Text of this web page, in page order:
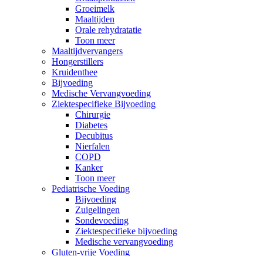
Groeimelk
Maaltijden
Orale rehydratatie
Toon meer
Maaltijdvervangers
Hongerstillers
Kruidenthee
Bijvoeding
Medische Vervangvoeding
Ziektespecifieke Bijvoeding
Chirurgie
Diabetes
Decubitus
Nierfalen
COPD
Kanker
Toon meer
Pediatrische Voeding
Bijvoeding
Zuigelingen
Sondevoeding
Ziektespecifieke bijvoeding
Medische vervangvoeding
Gluten-vrije Voeding